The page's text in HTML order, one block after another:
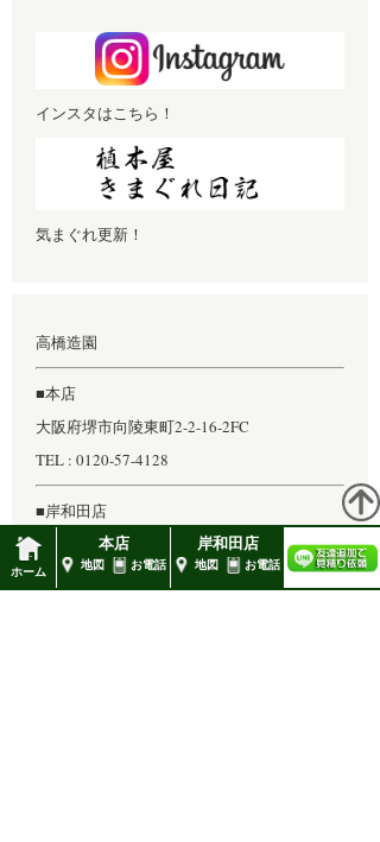
9月 2023 (1)
6月 2023 (1)
5月 2023 (1)
1月 2023 (1)
12月 2022 (1)
10月 2022 (1)
9月 2022 (1)
8月 2022 (1)
インスタはこちら！
気まぐれ更新！
高橋造園
■本店
大阪府堺市向陵東町2-2-16-2FC
TEL : 0120-57-4128
■岸和田店
岸和田市包近町366
TEL 072 444 4128
ホーム
本店
地図 お電話
岸和田店
地図 お電話